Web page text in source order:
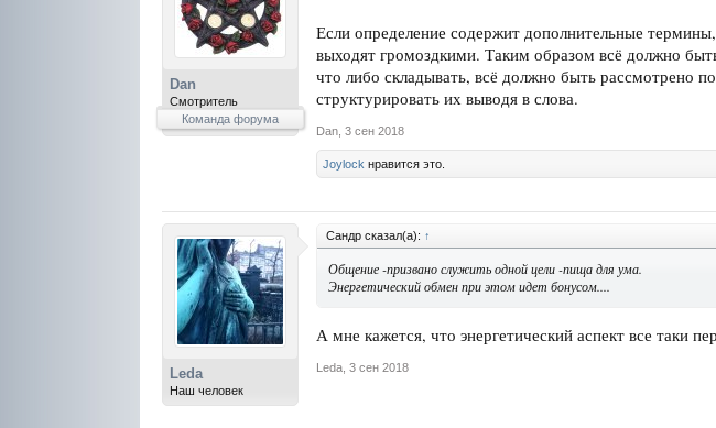
Dan
Смотритель
Команда форума
Если определение содержит дополнительные
выходят громоздкими. Таким образом всё должно
что либо складывать, всё должно быть рассмотрено
структурировать их выводя в слова.
Dan 3 сен 2018
Joylock нравится это.
Leda
Наш человек
Сандр сказал(а): ↑
Общение -призвано служить одной цели -пища для ума.
Энергетический обмен при этом идет бонусом....
А мне кажется, что энергетический аспект все таки
Leda 3 сен 2018